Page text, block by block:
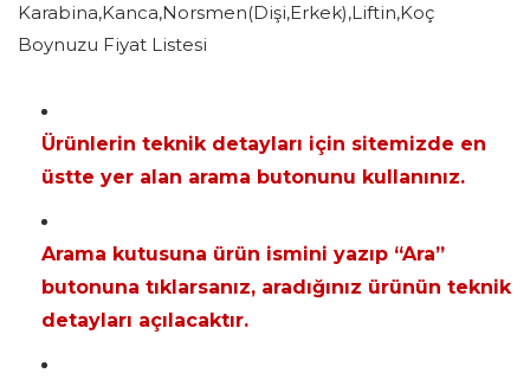
Karabina,Kanca,Norsmen(Dişi,Erkek),Liftin,Koç
Boynuzu Fiyat Listesi
Ürünlerin teknik detayları için sitemizde en
üstte yer alan arama butonunu kullanınız.
Arama kutusuna ürün ismini yazıp “Ara”
butonuna tıklarsanız, aradığınız ürünün teknik
detayları açılacaktır.